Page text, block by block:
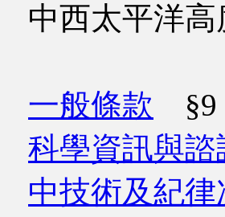
中西太平洋高
一般條款 §9
科學資訊與諮
中技術及紀